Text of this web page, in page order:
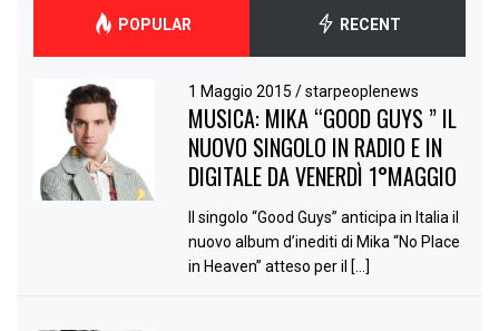
POPULAR RECENT
1 Maggio 2015/ starpeoplenews
MUSICA: MIKA “GOOD GUYS ” IL
NUOVO SINGOLO IN RADIO E IN
DIGITALE DA VENERDÌ 1°MAGGIO
Il singolo “Good Guys” anticipa in Italia il
nuovo album d’inediti di Mika “No Place
in Heaven” atteso per il […]